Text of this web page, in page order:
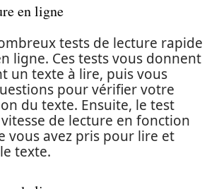
en ligne
tests de lecture rapide
ligne. Ces tests vous donnent
un texte à lire, puis vous
pour vérifier votre
du texte. Ensuite, le test
de lecture en fonction
vous avez pris pour lire et
texte.